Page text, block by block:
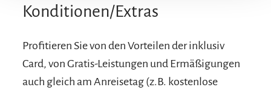
Konditionen/Extras
Profitieren Sie von den Vorteilen der inklusiv
Card, von Gratis-Leistungen und Ermäßigungen
auch gleich am Anreisetag (z.B. kostenlose